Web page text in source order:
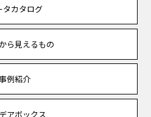
タカタログ
ら見えるもの
例紹介
アボックス